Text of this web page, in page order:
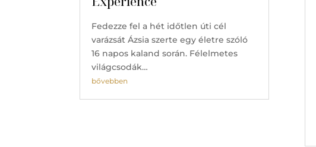
Fedezze fel a hét időtlen úti cél
varázsát Ázsia szerte egy életre szóló
16 napos kaland során. Félelmetes
világcsodák…
bővebben